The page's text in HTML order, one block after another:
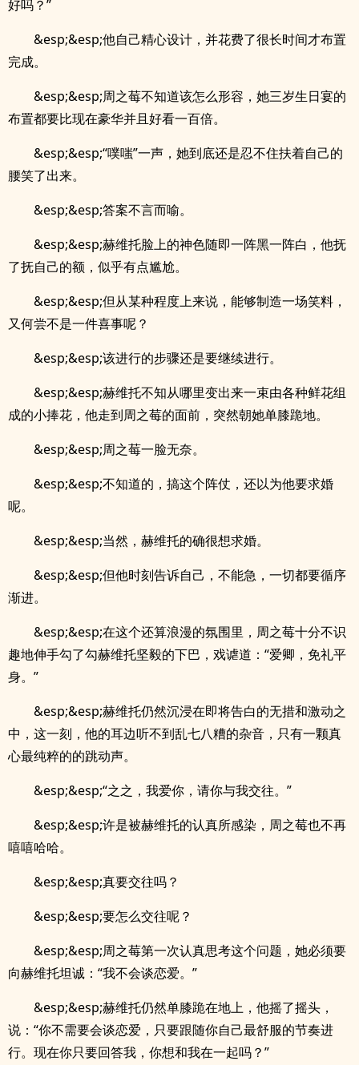
好吗？”
&esp;&esp;他自己精心设计，并花费了很长时间才布置
完成。
&esp;&esp;周之莓不知道该怎么形容，她三岁生日宴的
布置都要比现在豪华并且好看一百倍。
&esp;&esp;“噗嗤”一声，她到底还是忍不住扶着自己的
腰笑了出来。
&esp;&esp;答案不言而喻。
&esp;&esp;赫维托脸上的神色随即一阵黑一阵白，他抚
了抚自己的额，似乎有点尴尬。
&esp;&esp;但从某种程度上来说，能够制造一场笑料，
又何尝不是一件喜事呢？
&esp;&esp;该进行的步骤还是要继续进行。
&esp;&esp;赫维托不知从哪里变出来一束由各种鲜花组
成的小捧花，他走到周之莓的面前，突然朝她单膝跪地。
&esp;&esp;周之莓一脸无奈。
&esp;&esp;不知道的，搞这个阵仗，还以为他要求婚
呢。
&esp;&esp;当然，赫维托的确很想求婚。
&esp;&esp;但他时刻告诉自己，不能急，一切都要循序
渐进。
&esp;&esp;在这个还算浪漫的氛围里，周之莓十分不识
趣地伸手勾了勾赫维托坚毅的下巴，戏谑道：“爱卿，免礼平
身。”
&esp;&esp;赫维托仍然沉浸在即将告白的无措和激动之
中，这一刻，他的耳边听不到乱七八糟的杂音，只有一颗真
心最纯粹的的跳动声。
&esp;&esp;“之之，我爱你，请你与我交往。”
&esp;&esp;许是被赫维托的认真所感染，周之莓也不再
嘻嘻哈哈。
&esp;&esp;真要交往吗？
&esp;&esp;要怎么交往呢？
&esp;&esp;周之莓第一次认真思考这个问题，她必须要
向赫维托坦诚：“我不会谈恋爱。”
&esp;&esp;赫维托仍然单膝跪在地上，他摇了摇头，
说：“你不需要会谈恋爱，只要跟随你自己最舒服的节奏进
行。现在你只要回答我，你想和我在一起吗？”